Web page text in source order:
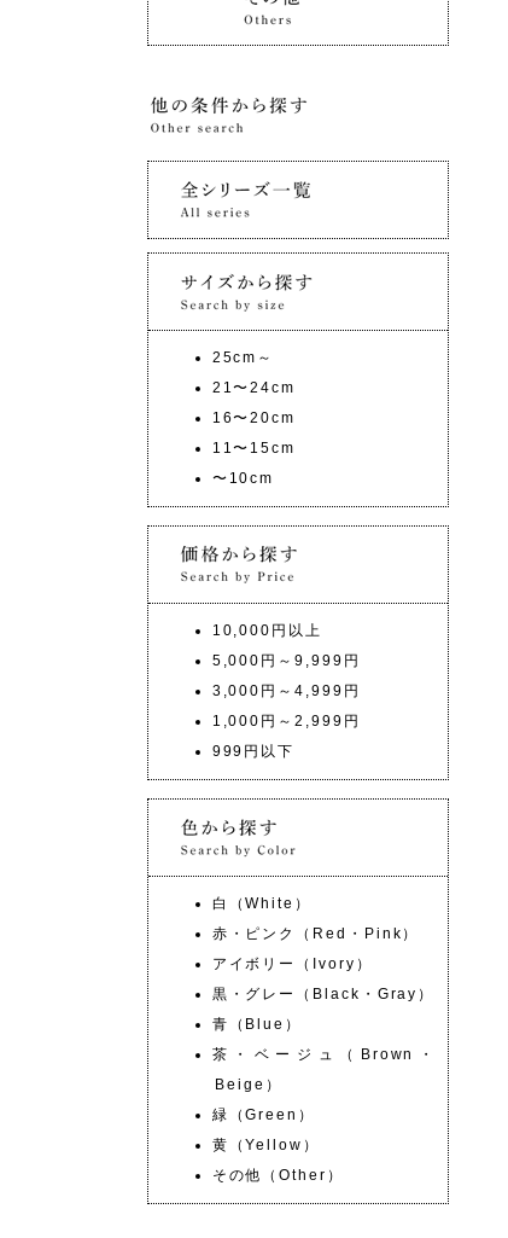
25cm～
21〜24cm
16〜20cm
11〜15cm
〜10cm
10,000円以上
5,000円～9,999円
3,000円～4,999円
1,000円～2,999円
999円以下
白（White）
赤・ピンク（Red・Pink）
アイボリー（Ivory）
黒・グレー（Black・Gray）
青（Blue）
茶・ベージュ（Brown・
Beige）
緑（Green）
黄（Yellow）
その他（Other）